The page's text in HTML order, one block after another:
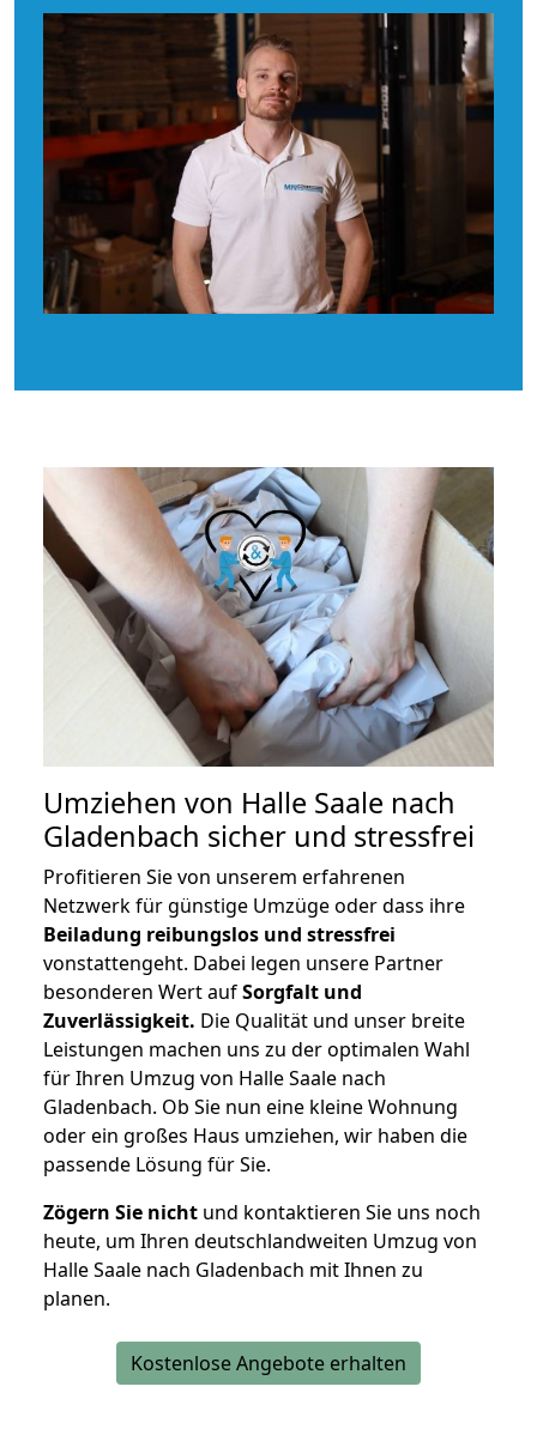
Umziehen von Halle Saale nach
Gladenbach sicher und stressfrei
Profitieren Sie von unserem erfahrenen
Netzwerk für günstige Umzüge oder dass ihre
Beiladung reibungslos und stressfrei
vonstattengeht. Dabei legen unsere Partner
besonderen Wert aufSorgfalt und
Zuverlässigkeit. Die Qualität und unser breite
Leistungen machen uns zu der optimalen Wahl
für Ihren Umzug von Halle Saale nach
Gladenbach. Ob Sie nun eine kleine Wohnung
oder ein großes Haus umziehen, wir haben die
passende Lösung für Sie.
Zögern Sie nicht und kontaktieren Sie uns noch
heute, um Ihren deutschlandweiten Umzug von
Halle Saale nach Gladenbach mit Ihnen zu
planen.
Kostenlose Angebote erhalten